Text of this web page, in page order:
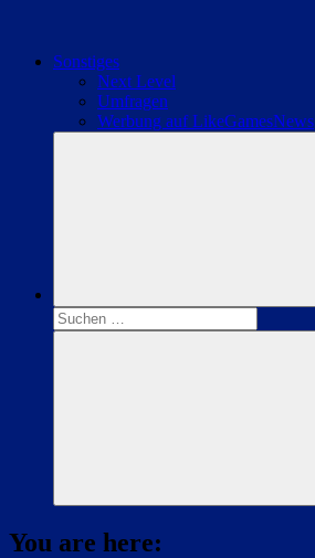
Sonstiges
Next Level
Umfragen
Werbung auf LikeGamesNews
Suchen
nach:
Suchen
You are here: